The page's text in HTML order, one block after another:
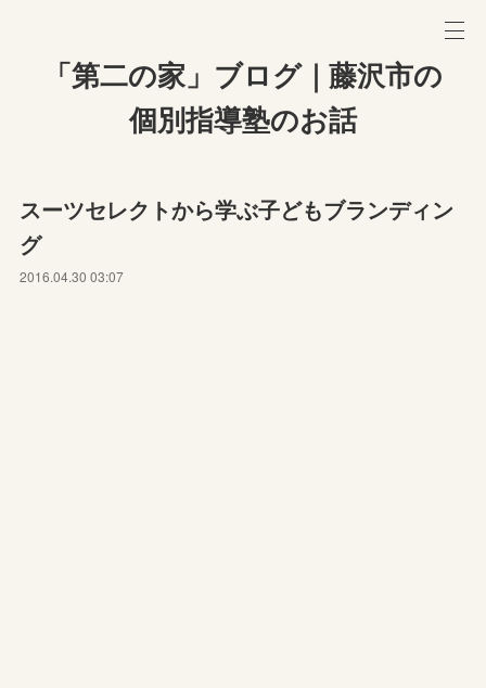
「第二の家」ブログ｜藤沢市の
個別指導塾のお話
スーツセレクトから学ぶ子どもブランディン
グ
2016.04.30 03:07